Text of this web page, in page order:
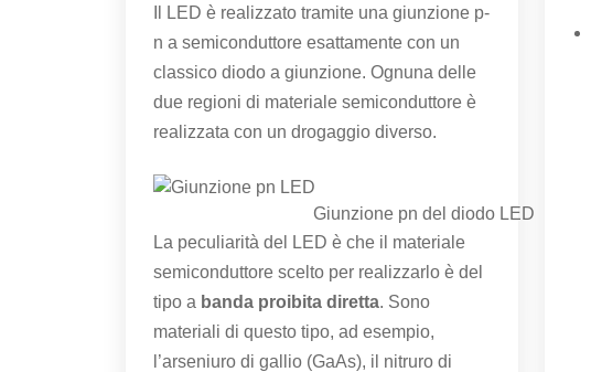
Il LED è realizzato tramite una giunzione p-
n a semiconduttore esattamente con un
classico diodo a giunzione. Ognuna delle
due regioni di materiale semiconduttore è
realizzata con un drogaggio diverso.
Giunzione pn del diodo LED
La peculiarità del LED è che il materiale
semiconduttore scelto per realizzarlo è del
tipo a banda proibita diretta. Sono
materiali di questo tipo, ad esempio,
l’arseniuro di gallio (GaAs), il nitruro di